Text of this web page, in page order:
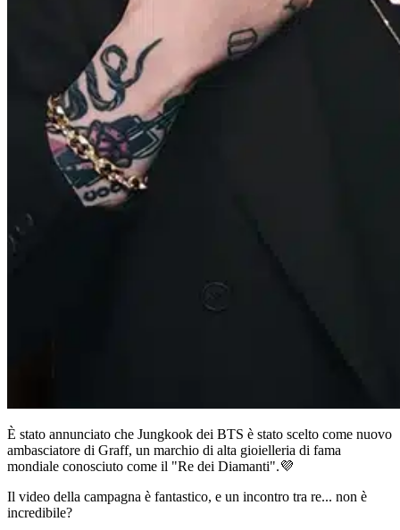
È stato annunciato che Jungkook dei BTS è stato scelto come nuovo
ambasciatore di Graff, un marchio di alta gioielleria di fama
mondiale conosciuto come il "Re dei Diamanti".💜
Il video della campagna è fantastico, e un incontro tra re... non è
incredibile?